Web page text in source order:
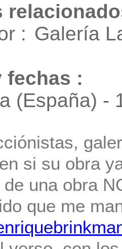
: Galería
fechas :
(España) -
si su obra
una obra
que me